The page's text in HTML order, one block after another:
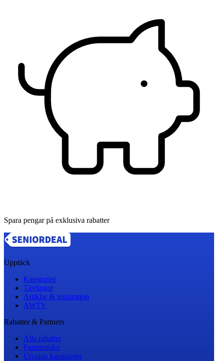
Spara pengar på exklusiva rabatter
Upptäck
Kategorier
Tävlingar
Artiklar & inspiration
AWTV
Rabatter & Partners
Alla rabatter
Partnersidor
Utvalda kampanjer